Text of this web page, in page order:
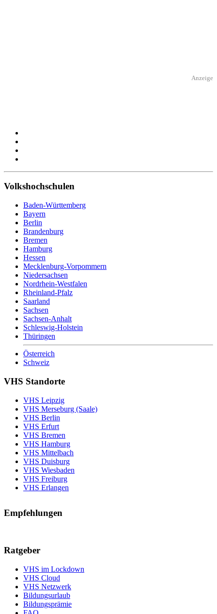
Anzeige
Volkshochschulen
Baden-Württemberg
Bayern
Berlin
Brandenburg
Bremen
Hamburg
Hessen
Mecklenburg-Vorpommern
Niedersachsen
Nordrhein-Westfalen
Rheinland-Pfalz
Saarland
Sachsen
Sachsen-Anhalt
Schleswig-Holstein
Thüringen
Österreich
Schweiz
VHS Standorte
VHS Leipzig
VHS Merseburg (Saale)
VHS Berlin
VHS Erfurt
VHS Bremen
VHS Hamburg
VHS Mittelbach
VHS Duisburg
VHS Wiesbaden
VHS Freiburg
VHS Erlangen
Empfehlungen
Ratgeber
VHS im Lockdown
VHS Cloud
VHS Netzwerk
Bildungsurlaub
Bildungsprämie